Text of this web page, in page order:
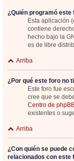
¿Quién programó este
Esta aplicación
contiene
hecho bajo la
es de libre
Arriba
¿Por qué este foro no
Este foro fue
cree que se
Centro de
existentes o
Arriba
¿Con quién se puede
relacionados con este